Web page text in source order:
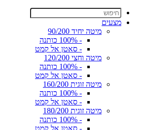
מצעים
מיטה יחיד 90/200
- 100% כותנה
- סאטן אל קמט
מיטה וחצי 120/200
- 100% כותנה
- סאטן אל קמט
מיטה זוגית 160/200
- 100% כותנה
- סאטן אל קמט
מיטה זוגית 180/200
- 100% כותנה
- סאטן אל קמט